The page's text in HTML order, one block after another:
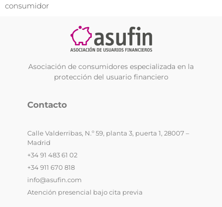
consumidor
Asociación de consumidores especializada en la
protección del usuario financiero
Contacto
Calle Valderribas, N.º 59, planta 3, puerta 1, 28007 –
Madrid
+34 91 483 61 02
+34 911 670 818
info@asufin.com
Atención presencial bajo cita previa